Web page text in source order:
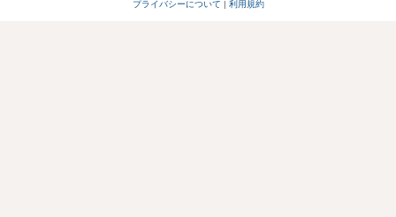
プライバシーについて | 利用規約